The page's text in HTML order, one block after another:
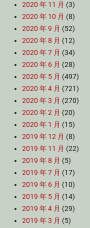
2020 年 11 月 (3)
2020 年 10 月 (8)
2020 年 9 月 (52)
2020 年 8 月 (12)
2020 年 7 月 (34)
2020 年 6 月 (28)
2020 年 5 月 (497)
2020 年 4 月 (721)
2020 年 3 月 (270)
2020 年 2 月 (20)
2020 年 1 月 (15)
2019 年 12 月 (8)
2019 年 11 月 (22)
2019 年 8 月 (5)
2019 年 7 月 (17)
2019 年 6 月 (10)
2019 年 5 月 (14)
2019 年 4 月 (29)
2019 年 3 月 (5)